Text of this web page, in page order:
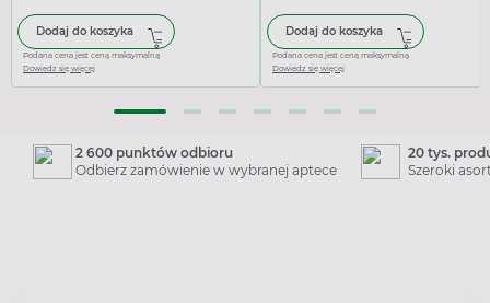
Dodaj do koszyka
Podana cena jest ceną maksymalną
Dowiedz się więcej
Dodaj do koszyka
Podana cena jest ceną maksymalną
Dowiedz się więcej
2 600 punktów odbioru
Odbierz zamówienie w wybranej aptece
20 tys.
Szeroki